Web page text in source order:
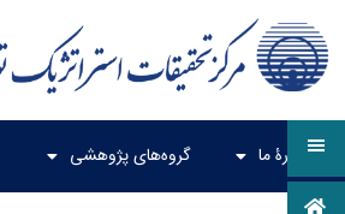
دربارۀ ما گروه‌های پژوهشی